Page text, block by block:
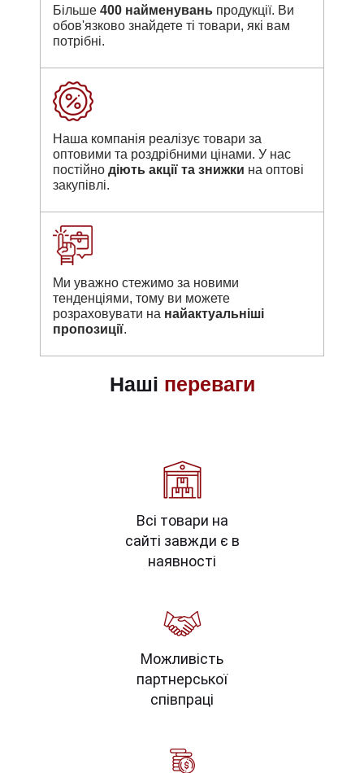
Більше 400 найменувань продукції. Ви
обов'язково знайдете ті товари, які вам
потрібні.
Наша компанія реалізує товари за
оптовими та роздрібними цінами. У нас
постійно діють акції та знижки на оптові
закупівлі.
Ми уважно стежимо за новими
тенденціями, тому ви можете
розраховувати на найактуальніші
пропозиції.
Наші переваги
Всі товари на
сайті завжди є в
наявності
Можливість
партнерської
співпраці